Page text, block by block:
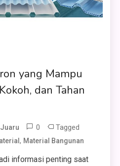
yang Mampu
dan Tahan
0 Tagged
, Material Bangunan
informasi penting saat